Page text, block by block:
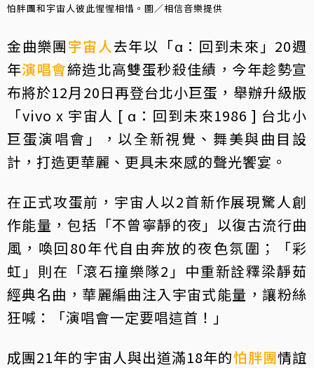
怕胖團和宇宙人彼此惺惺相惜。圖／相信音樂提供
金曲樂團宇宙人去年以「α：回到未來」20週
年演唱會締造北高雙蛋秒殺佳績，今年趁勢宣
布將於12月20日再登台北小巨蛋，舉辦升級版
「vivo x 宇宙人 [ α：回到未來1986 ] 台北小
巨蛋演唱會」，以全新視覺、舞美與曲目設
計，打造更華麗、更具未來感的聲光饗宴。
在正式攻蛋前，宇宙人以2首新作展現驚人創
作能量，包括「不曾寧靜的夜」以復古流行曲
風，喚回80年代自由奔放的夜色氛圍；「彩
虹」則在「滾石撞樂隊2」中重新詮釋梁靜茹
經典名曲，華麗編曲注入宇宙式能量，讓粉絲
狂喊：「演唱會一定要唱這首！」
成團21年的宇宙人與出道滿18年的怕胖團情誼